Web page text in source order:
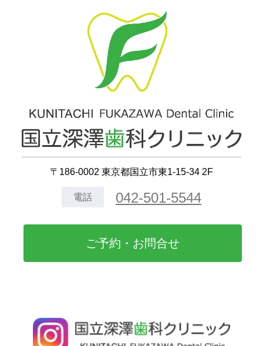
〒186-0002 東京都国立市東1-15-34 2F
電話 042-501-5544
ご予約・お問合せ